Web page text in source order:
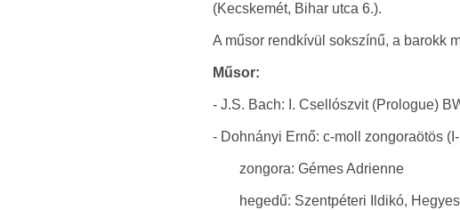
(Kecskemét, Bihar utca 6.).
A műsor rendkívül sokszínű, a barokk
Műsor:
- J.S. Bach: I. Csellószvit (Prologue)
- Dohnányi Ernő: c-moll zongoraötös
zongora: Gémes Adrienne
hegedű: Szentpéteri Ildikó,